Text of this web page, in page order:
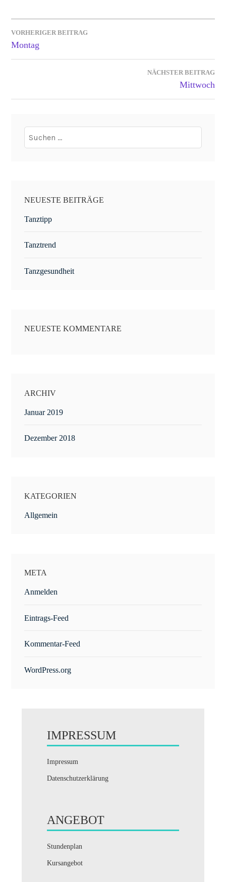
BEITRAGSNAVIGATION
VORHERIGER BEITRAG
Montag
NÄCHSTER BEITRAG
Mittwoch
Suchen
nach:
NEUESTE BEITRÄGE
Tanztipp
Tanztrend
Tanzgesundheit
NEUESTE KOMMENTARE
ARCHIV
Januar 2019
Dezember 2018
KATEGORIEN
Allgemein
META
Anmelden
Eintrags-Feed
Kommentar-Feed
WordPress.org
IMPRESSUM
Impressum
Datenschutzerklärung
ANGEBOT
Stundenplan
Kursangebot